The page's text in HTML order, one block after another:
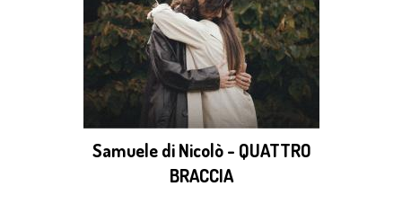
Samuele di Nicolò - QUATTRO
BRACCIA